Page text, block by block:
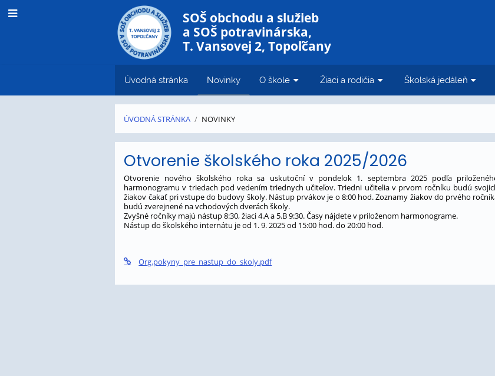
SOŠ obchodu a služieb
a SOŠ potravinárska,
T. Vansovej 2, Topoľčany
Úvodná stránka Novinky O škole Žiaci a rodičia Školská jedáleň
ÚVODNÁ STRÁNKA / NOVINKY
Novinky
Otvorenie školského roka 2025/2026
Otvorenie nového školského roka sa uskutoční v pondelok 1. septembra 2025 podľa
harmonogramu v triedach pod vedením triednych učiteľov. Triedni učitelia v prvom ročníku budú
žiakov čakať pri vstupe do budovy školy. Nástup prvákov je o 8:00 hod. Zoznamy žiakov do prvého
budú zverejnené na vchodových dverách školy.
Zvyšné ročníky majú nástup 8:30, žiaci 4.A a 5.B 9:30. Časy nájdete v priloženom harmonograme.
Nástup do školského internátu je od 1. 9. 2025 od 15:00 hod. do 20:00 hod.
Org.pokyny_pre_nastup_do_skoly.pdf